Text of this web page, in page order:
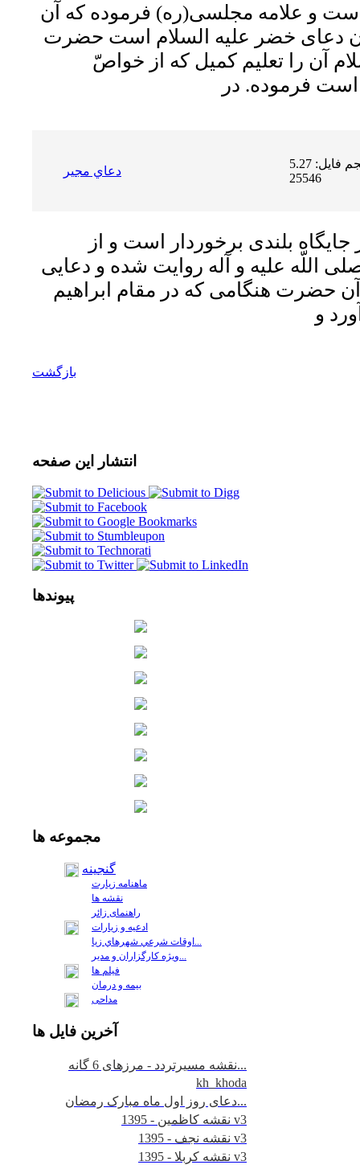
است و علامه مجلسى(ره) فرموده كه آن
دعاى خضر عليه السلام است حضرت
آن را تعليم كميل كه از خواصّ
دعاي مجير
حجم فایل: 5.27 MB | دریافت ها:
25546
جايگاه بلندى برخوردار است و از
عليه و آله روايت شده و دعايى
حضرت هنگامى كه در مقام ابراهيم
بازگشت
انتشار این صفحه
پیوندها
مجموعه ها
گنجینه
ماهنامه زیارت
نقشه ها
راهنمای زائر
ادعیه و زیارات
فيلم ها
بیمه و درمان
مداحی
آخرين فايل ها
نقشه مسیرتردد - مرزهای 6 گانه...
kh_khoda
دعای روز اول ماه مبارک رمضان...
نقشه کاظمین - 1395 v3
نقشه نجف - 1395 v3
نقشه کربلا - 1395 v3